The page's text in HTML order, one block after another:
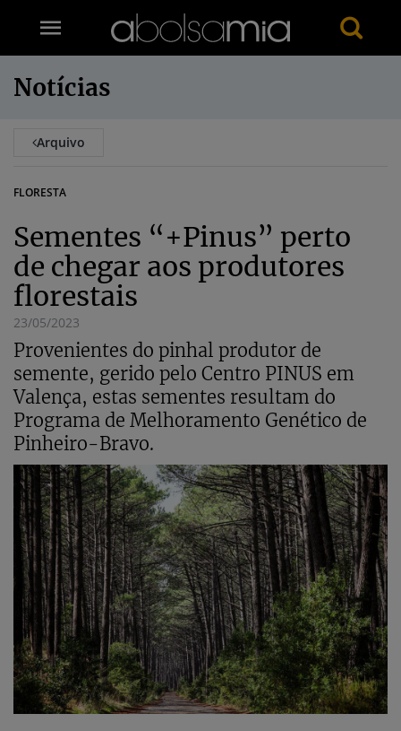
Notícias
Arquivo
FLORESTA
Sementes “+Pinus” perto
de chegar aos produtores
florestais
23/05/2023
Provenientes do pinhal produtor de
semente, gerido pelo Centro PINUS em
Valença, estas sementes resultam do
Programa de Melhoramento Genético de
Pinheiro-Bravo.